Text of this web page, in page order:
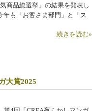
商品総選挙」の結果を発表し
年も「お客さま部門」と「ス
続きを読む»
大賞2025